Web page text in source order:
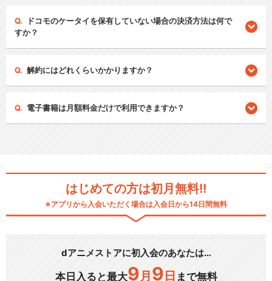
ドコモのケータイを保有していない場合の決済方法は何で
すか？
解約にはどれくらいかかりますか？
電子書籍は月額料金だけで利用できますか？
はじめての方は初月無料!!
※アプリから入会いただく場合は入会日から14日間無料
dアニメストアに初入会のあなたは…
本日入ると最大9 月 9 日 まで無料